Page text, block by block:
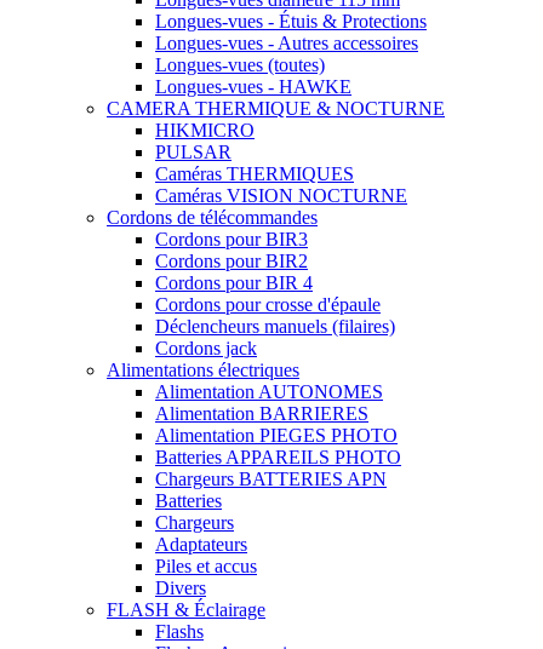
Longues-vues - Étuis & Protections
Longues-vues - Autres accessoires
Longues-vues (toutes)
Longues-vues - HAWKE
CAMERA THERMIQUE & NOCTURNE
HIKMICRO
PULSAR
Caméras THERMIQUES
Caméras VISION NOCTURNE
Cordons de télécommandes
Cordons pour BIR3
Cordons pour BIR2
Cordons pour BIR 4
Cordons pour crosse d'épaule
Déclencheurs manuels (filaires)
Cordons jack
Alimentations électriques
Alimentation AUTONOMES
Alimentation BARRIERES
Alimentation PIEGES PHOTO
Batteries APPAREILS PHOTO
Chargeurs BATTERIES APN
Batteries
Chargeurs
Adaptateurs
Piles et accus
Divers
FLASH & Éclairage
Flashs